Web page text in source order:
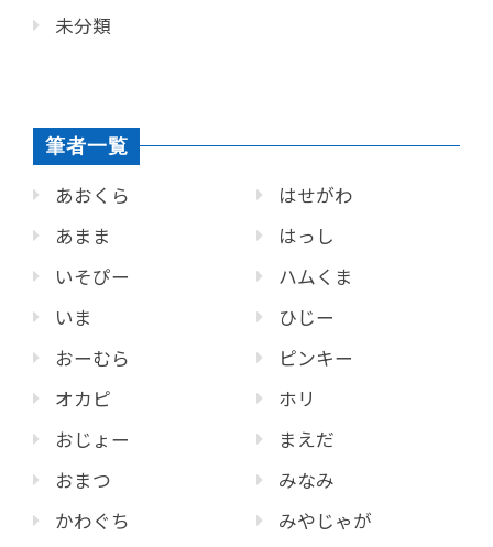
未分類
筆者一覧
あおくら
あまま
いそぴー
いま
おーむら
オカピ
おじょー
おまつ
かわぐち
はせがわ
はっし
ハムくま
ひじー
ピンキー
ホリ
まえだ
みなみ
みやじゃが